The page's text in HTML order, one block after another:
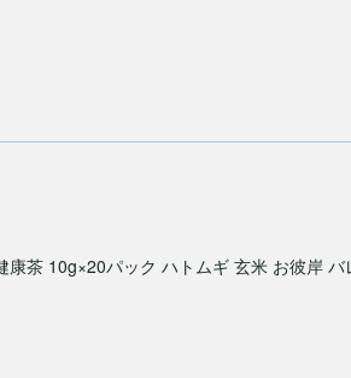
康茶 10g×20パック ハトムギ 玄米 お彼岸